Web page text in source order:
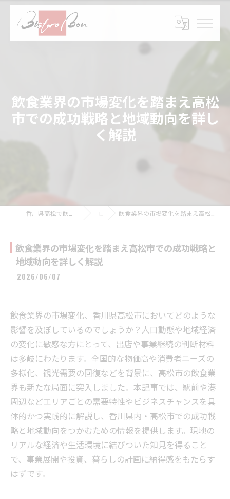
飲食業界の市場変化を踏まえ高松
市での成功戦略と地域動向を詳し
く解説
コラム 飲食業界の市場変化を踏まえ高松市での成功戦略と地域動向を詳しく解説
飲食業界の市場変化を踏まえ高松市での成功戦略と
地域動向を詳しく解説
2026/06/07
飲食業界の市場変化、香川県高松市においてどのような
影響を及ぼしているのでしょうか？人口動態や地域経済
の変化に敏感な方にとって、出店や事業継続の判断材料
は多岐にわたります。全国的な物価高や消費者ニーズの
多様化、観光需要の回復などを背景に、高松市の飲食業
界も新たな局面に突入しました。本記事では、駅前や港
周辺などエリアごとの需要特性やビジネスチャンスを具
体的かつ実践的に解説し、香川県内・高松市での成功戦
略と地域動向をつかむための情報を提供します。現地の
リアルな経済や生活環境に結びついた知見を得ること
で、事業展開や投資、暮らしの計画に納得感をもたらす
はずです。